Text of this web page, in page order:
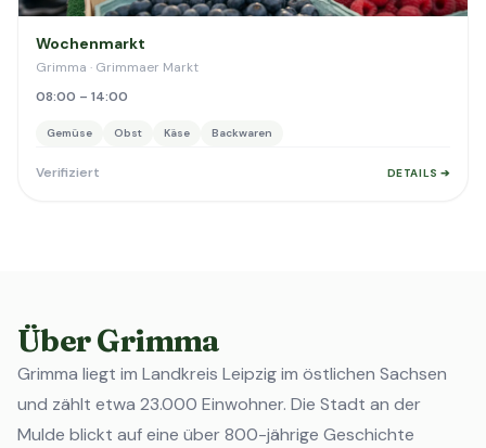
Wochenmarkt
Grimma · Grimmaer Markt
08:00 – 14:00
Gemüse Obst Käse Backwaren
Verifiziert DETAILS ➔
Über Grimma
Grimma liegt im Landkreis Leipzig im östlichen Sachsen
und zählt etwa 23.000 Einwohner. Die Stadt an der
Mulde blickt auf eine über 800-jährige Geschichte